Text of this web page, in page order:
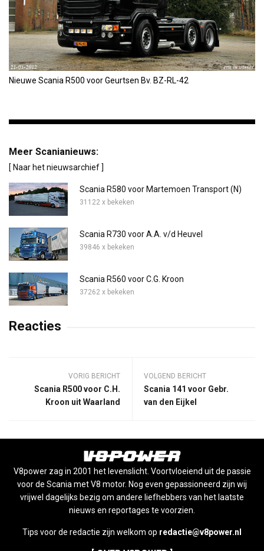
Nieuwe Scania R500 voor Geurtsen Bv. BZ-RL-42
Meer Scanianieuws:
[ Naar het nieuwsarchief ]
Scania R580 voor Martemoen Transport (N)
31122 x bekeken
Scania R730 voor A.A. v/d Heuvel
39846 x bekeken
Scania R560 voor C.G. Kroon
37262 x bekeken
Reacties
VORIG BERICHT
Scania R500 voor C.H.
Kroon uit Waarland
VOLGEND BERICHT
Scania 141 voor Gebr.
van den Eijkel
V8power zag in 2001 het levenslicht. Voortvloeiend uit de passie
voor de Scania met V8 motor. Nog even gepassioneerd zijn wij
vrijwel dagelijks bezig om andere liefhebbers van het laatste
nieuws en reportages te voorzien.
Tips voor de redactie zijn welkom op redactie@v8power.nl